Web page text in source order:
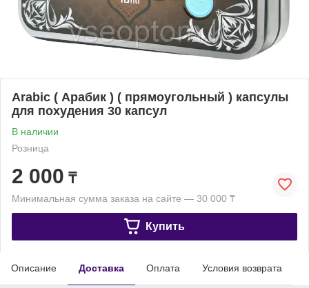
Arabic ( Арабик ) ( прямоугольный ) капсулы
для похудения 30 капсул
В наличии
Розница
2 000 ₸
Минимальная сумма заказа на сайте — 30 000 ₸
Купить
Описание Доставка Оплата Условия возврата